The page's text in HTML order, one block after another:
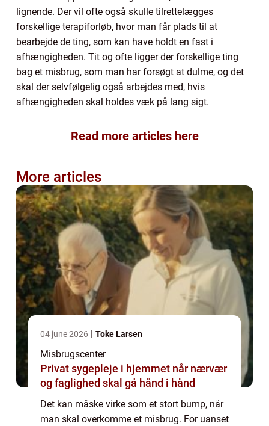
lignende. Der vil ofte også skulle tilrettelægges
forskellige terapiforløb, hvor man får plads til at
bearbejde de ting, som kan have holdt en fast i
afhængigheden. Tit og ofte ligger der forskellige ting
bag et misbrug, som man har forsøgt at dulme, og det
skal der selvfølgelig også arbejdes med, hvis
afhængigheden skal holdes væk på lang sigt.
Read more articles here
More articles
04 june 2026 Toke Larsen
Misbrugscenter
Privat sygepleje i hjemmet når nærvær
og faglighed skal gå hånd i hånd
Det kan måske virke som et stort bump, når
man skal overkomme et misbrug. For uanset